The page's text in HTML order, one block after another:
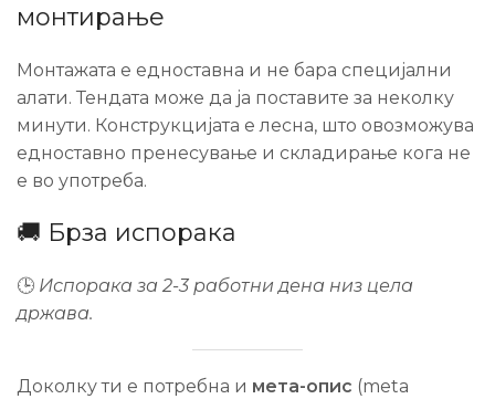
монтирање
Монтажата е едноставна и не бара специјални
алати. Тендата може да ја поставите за неколку
минути. Конструкцијата е лесна, што овозможува
едноставно пренесување и складирање кога не
е во употреба.
🚚 Брза испорака
🕒 Испорака за 2-3 работни дена низ цела
држава.
Доколку ти е потребна и мета-опис (meta